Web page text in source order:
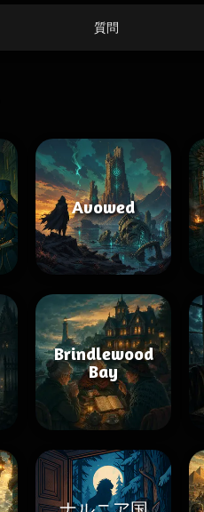
質問
Avowed
Brindlewood
Bay